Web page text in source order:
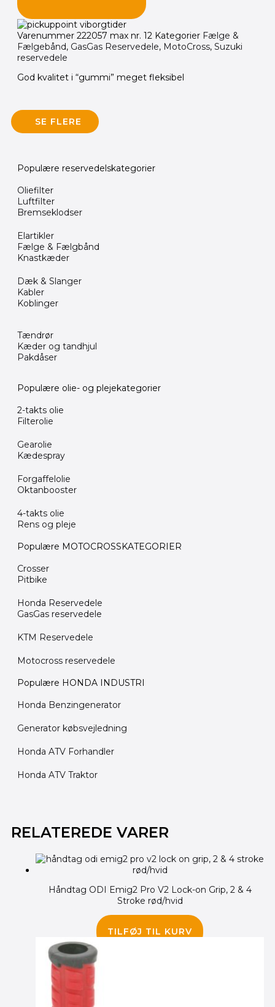
Varenummer 222057 max nr. 12 Kategorier Fælge &
Fælgebånd, GasGas Reservedele, MotoCross, Suzuki
reservedele
God kvalitet i “gummi” meget fleksibel
SE FLERE
Populære reservedelskategorier
Oliefilter
Luftfilter
Bremseklodser
Elartikler
Fælge & Fælgbånd
Knastkæder
Dæk & Slanger
Kabler
Koblinger
Tændrør
Kæder og tandhjul
Pakdåser
Populære olie- og plejekategorier
2-takts olie
Filterolie
Gearolie
Kædespray
Forgaffelolie
Oktanbooster
4-takts olie
Rens og pleje
Populære MOTOCROSSKATEGORIER
Crosser
Pitbike
Honda Reservedele
GasGas reservedele
KTM Reservedele
Motocross reservedele
Populære HONDA INDUSTRI
Honda Benzingenerator
Generator købsvejledning
Honda ATV Forhandler
Honda ATV Traktor
RELATEREDE VARER
Håndtag ODI Emig2 Pro V2 Lock-on Grip, 2 & 4
Stroke rød/hvid
TILFØJ TIL KURV
oprindelige
pris
240.00 kr..190.00 kr..
oprindelige
pris
315.00 kr.. 265.00 kr..